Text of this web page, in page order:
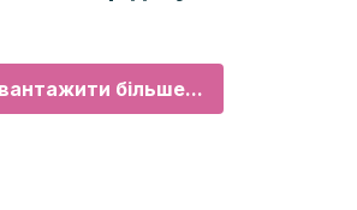
більше...